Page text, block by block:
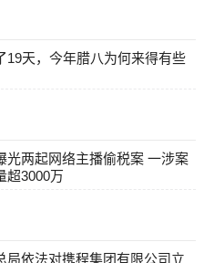
19天，今年腊八为何来得有些
光两起网络主播偷税案 一涉案
超3000万
局依法对携程集团有限公司立